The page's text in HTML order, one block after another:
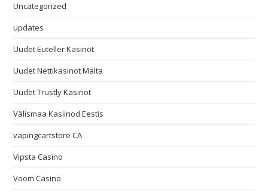
Uncategorized
updates
Uudet Euteller Kasinot
Uudet Nettikasinot Malta
Uudet Trustly Kasinot
Välismaa Kasiinod Eestis
vapingcartstore CA
Vipsta Casino
Voom Casino